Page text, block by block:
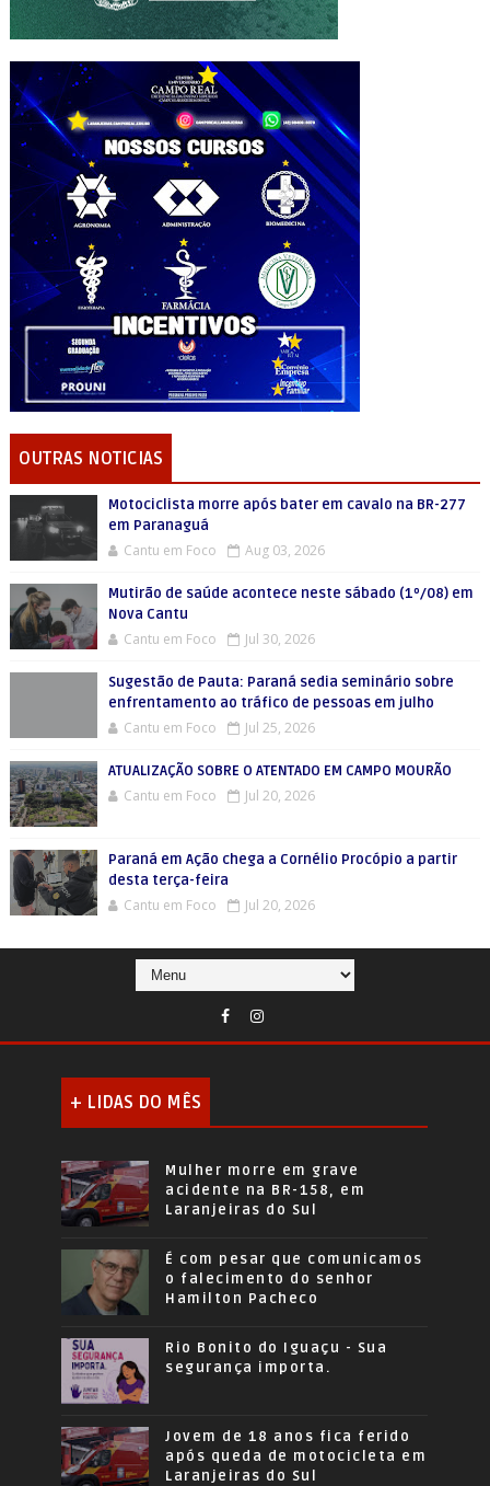
OUTRAS NOTICIAS
Motociclista morre após bater em cavalo na BR-277
em Paranaguá
Cantu em Foco Aug 03, 2026
Mutirão de saúde acontece neste sábado (1º/08) em
Nova Cantu
Cantu em Foco Jul 30, 2026
Sugestão de Pauta: Paraná sedia seminário sobre
enfrentamento ao tráfico de pessoas em julho
Cantu em Foco Jul 25, 2026
ATUALIZAÇÃO SOBRE O ATENTADO EM CAMPO MOURÃO
Cantu em Foco Jul 20, 2026
Paraná em Ação chega a Cornélio Procópio a partir
desta terça-feira
Cantu em Foco Jul 20, 2026
+ LIDAS DO MÊS
Mulher morre em grave
acidente na BR-158, em
Laranjeiras do Sul
É com pesar que comunicamos
o falecimento do senhor
Hamilton Pacheco
Rio Bonito do Iguaçu - Sua
segurança importa.
Jovem de 18 anos fica ferido
após queda de motocicleta em
Laranjeiras do Sul